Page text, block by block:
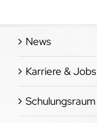
News
Karriere & Jobs
Schulungsraum